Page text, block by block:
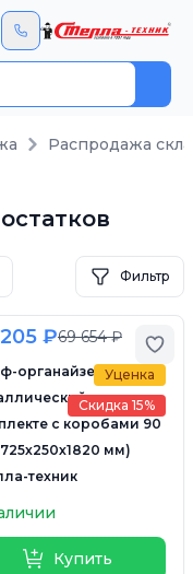
Распродажа
Фильтр
в избранное
Уценка
Скидка 15%
₽69 654 ₽
органайзер
в
с коробами 90
мм)
техник
Купить